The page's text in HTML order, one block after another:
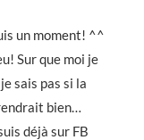
un moment! ^^
Sur que moi je
sais pas si la
bien…
déjà sur FB